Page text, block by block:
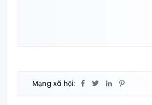
Mạng xã hội: